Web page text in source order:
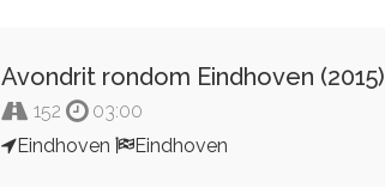
Avondrit rondom Eindhoven (2015)
152
03:00
Eindhoven
Eindhoven